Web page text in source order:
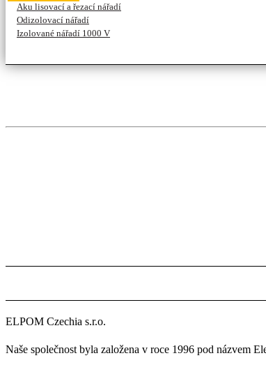
Aku lisovací a řezací nářadí
Odizolovací nářadí
Izolované nářadí 1000 V
ELPOM Czechia s.r.o.
Naše společnost byla založena v roce 1996 pod názvem